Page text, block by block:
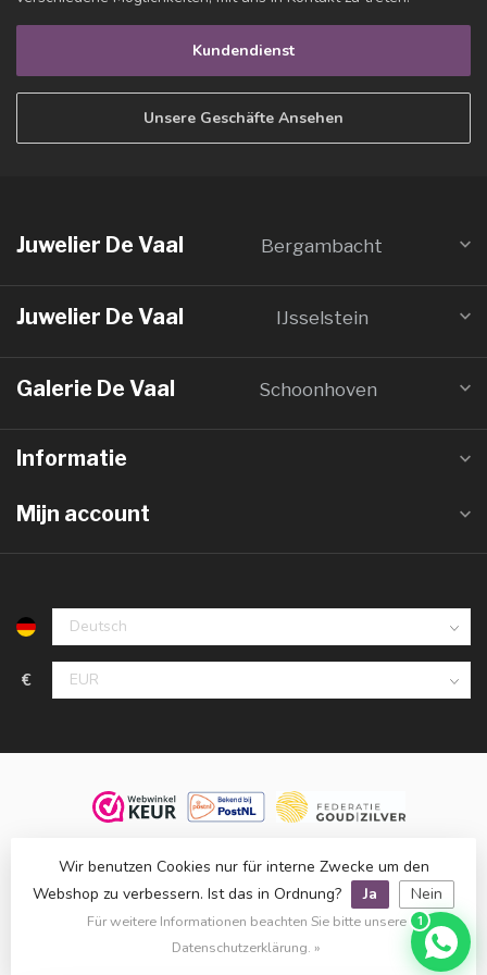
Kundendienst
Unsere Geschäfte Ansehen
Juwelier De Vaal Bergambacht
Juwelier De Vaal IJsselstein
Galerie De Vaal Schoonhoven
Informatie
Mijn account
€
voorbehouden.
Klanten beoordelen ons met een op basis van1.514 reviews
bijWebwinkelKeur.
Wir benutzen Cookies nur für interne Zwecke um den
Webshop zu verbessern. Ist das in Ordnung?
Ja Nein
Für weitere Informationen beachten Sie bitte unsere
Datenschutzerklärung. »
1